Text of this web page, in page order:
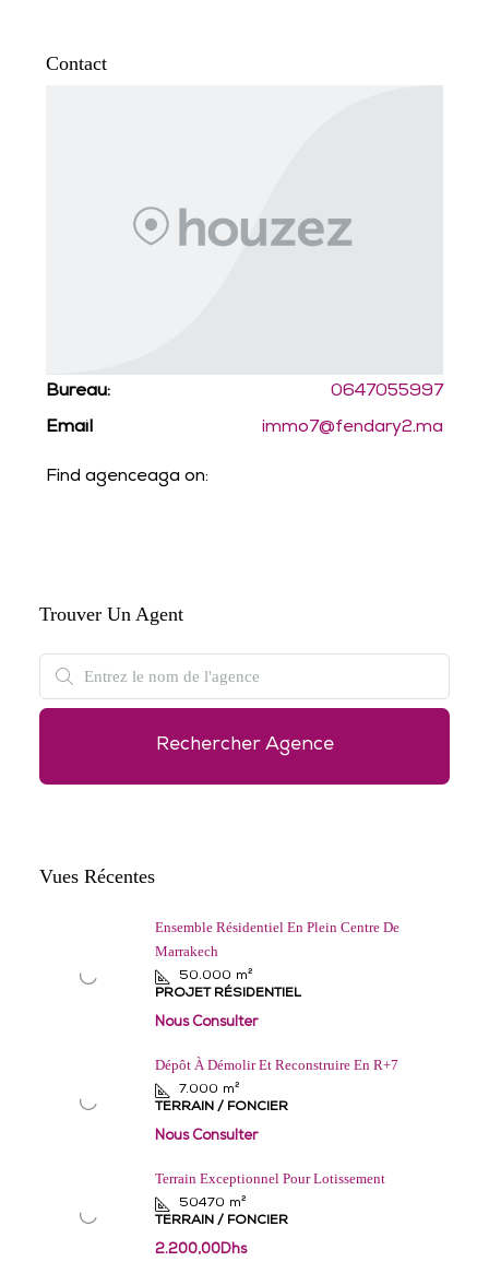
Contact
Bureau: 0647055997
Email immo7@fendary2.ma
Find agenceaga on:
Trouver Un Agent
Rechercher Agence
Vues Récentes
Ensemble Résidentiel En Plein Centre De
Marrakech
50.000 m²
PROJET RÉSIDENTIEL
Nous Consulter
Dépôt À Démolir Et Reconstruire En R+7
7.000 m²
TERRAIN / FONCIER
Nous Consulter
Terrain Exceptionnel Pour Lotissement
50470 m²
TERRAIN / FONCIER
2.200,00Dhs